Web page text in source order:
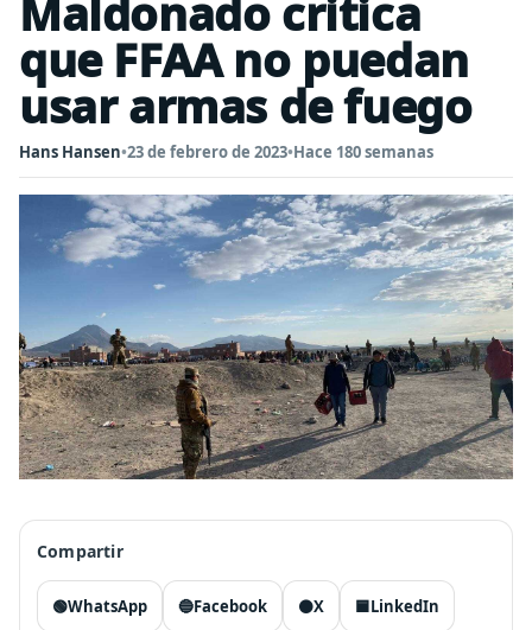
Maldonado critica
que FFAA no puedan
usar armas de fuego
Hans Hansen•23 de febrero de 2023•Hace 180 semanas
Compartir
🟢WhatsApp 🔵Facebook ⚫X 🟦LinkedIn